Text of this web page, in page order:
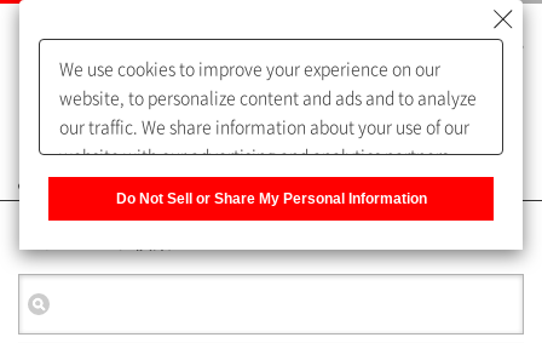
よくあるご質問（FAQ）
We use cookies to improve your experience on our
website, to personalize content and ads and to analyze
our traffic. We share information about your use of our
website with our advertising and analytics partners,
of our sharing information about you with our partners.
Information] to customize your cookie settings on our
Do Not Sell or Share My Personal Information